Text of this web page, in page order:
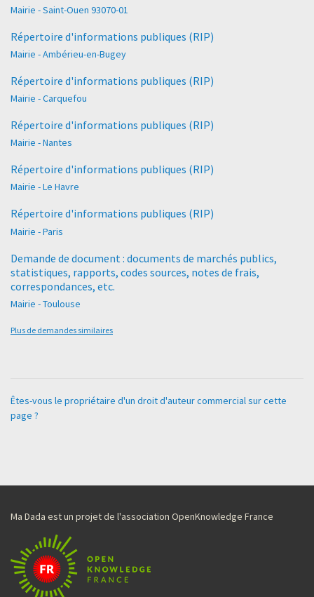
Mairie - Saint-Ouen 93070-01
Répertoire d'informations publiques (RIP)
Mairie - Ambérieu-en-Bugey
Répertoire d'informations publiques (RIP)
Mairie - Carquefou
Répertoire d'informations publiques (RIP)
Mairie - Nantes
Répertoire d'informations publiques (RIP)
Mairie - Le Havre
Répertoire d'informations publiques (RIP)
Mairie - Paris
Demande de document : documents de marchés publics,
statistiques, rapports, codes sources, notes de frais,
correspondances, etc.
Mairie - Toulouse
Plus de demandes similaires
Êtes-vous le propriétaire d'un droit d'auteur commercial sur cette
page ?
Ma Dada est un projet de l'association OpenKnowledge France